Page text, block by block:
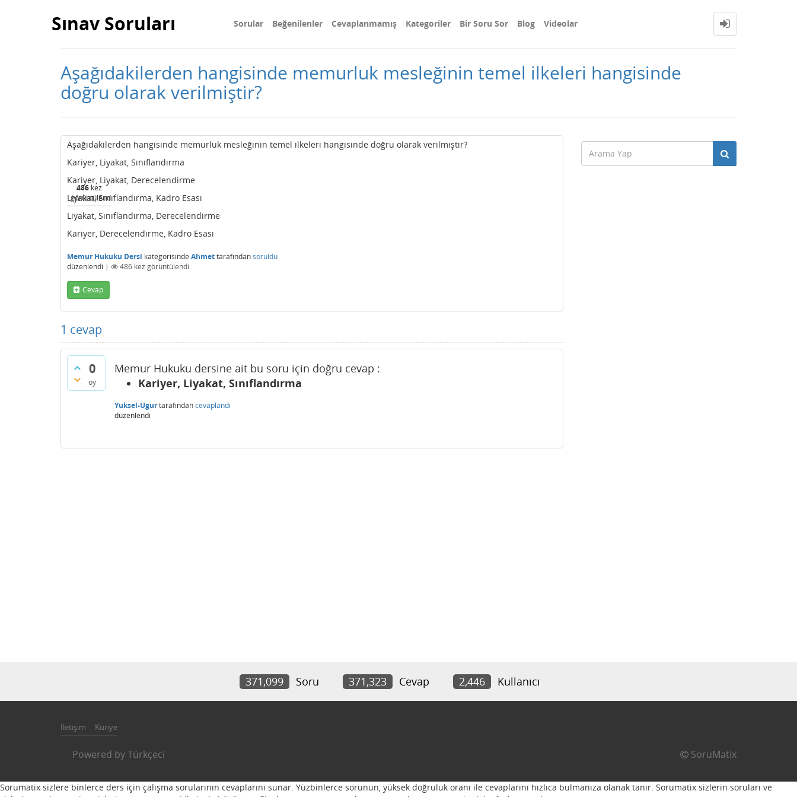
Sınav Soruları Sorular Beğenilenler Cevaplanmamış Kategoriler Bir Soru Sor Blog Videolar
Aşağıdakilerden hangisinde memurluk mesleğinin temel ilkeleri hangisinde
doğru olarak verilmiştir?
486 kez
görüntülendi
Aşağıdakilerden hangisinde memurluk mesleğinin temel ilkeleri hangisinde doğru olarak verilmiştir?
Kariyer, Liyakat, Sınıflandırma
Kariyer, Liyakat, Derecelendirme
Liyakat, Sınıflandırma, Kadro Esası
Liyakat, Sınıflandırma, Derecelendirme
Kariyer, Derecelendirme, Kadro Esası
Memur Hukuku Dersi kategorisinde Ahmettarafındansoruldu
düzenlendi | 486 kez görüntülendi
Cevap
1 cevap
0
oy
Memur Hukuku dersine ait bu soru için doğru cevap :
Kariyer, Liyakat, Sınıflandırma
Yuksel-Ugurtarafındancevaplandı
düzenlendi
371,099 Soru 371,323 Cevap 2,446 Kullanıcı
İletişim Künye
Powered byTürkçeci SoruMatix
Sorumatix sizlere binlerce ders için çalışma sorularının cevaplarını sunar. Yüzbinlerce sorunun, yüksek doğruluk oranı ile cevaplarını hızlıca bulmanıza olanak tanır. Sorumatix sizlerin soruları ve